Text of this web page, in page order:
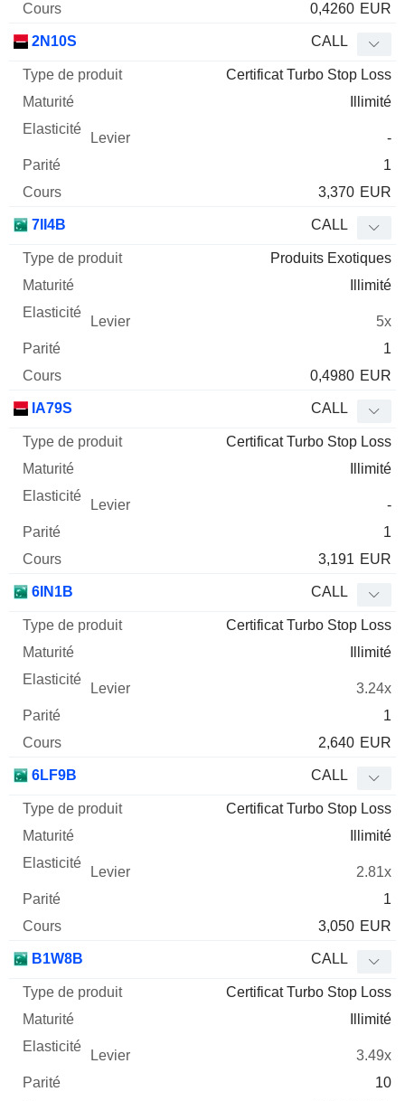
0,4260 EUR
2N10S CALL
Certificat Turbo Stop Loss
Illimité
-
1
3,370 EUR
7II4B CALL
Produits Exotiques
Illimité
5x
1
0,4980 EUR
IA79S CALL
Certificat Turbo Stop Loss
Illimité
-
1
3,191 EUR
6IN1B CALL
Certificat Turbo Stop Loss
Illimité
3.24x
1
2,640 EUR
6LF9B CALL
Certificat Turbo Stop Loss
Illimité
2.81x
1
3,050 EUR
B1W8B CALL
Certificat Turbo Stop Loss
Illimité
3.49x
10